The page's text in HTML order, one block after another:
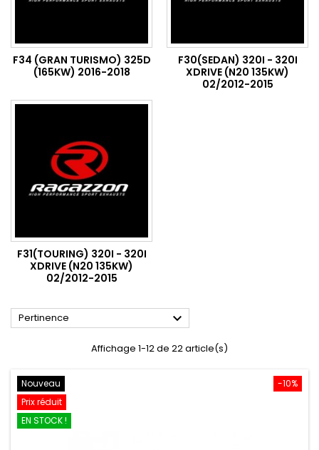
F34 (GRAN TURISMO) 325D
(165KW) 2016-2018
F30(SEDAN) 320I - 320I
XDRIVE (N20 135KW)
02/2012-2015
F31(TOURING) 320I - 320I
XDRIVE (N20 135KW)
02/2012-2015
Pertinence 
Affichage 1-12 de 22 article(s)
-10%
Nouveau
Prix réduit
EN STOCK !